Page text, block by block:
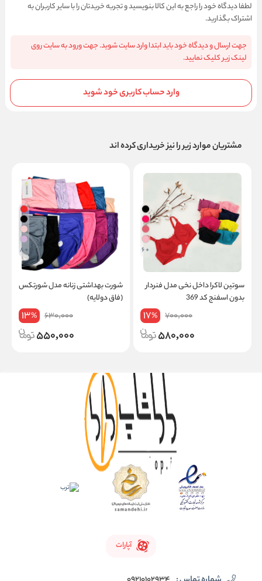
لطفا دیدگاه خود را راجع به این کالا بنویسید و تجربه خریدتان را با سایر کاربران به
اشتراک بگذارید.
جهت ارسال و دیدگاه خود باید ابتدا وارد سایت شوید. جهت ورود به سایت روی
لینک زیر کلیک نمایید.
وارد حساب کاربری خود شوید
مشتریان موارد زیر را نیز خریداری کرده اند
+ 6
سوتین لاکرا داخل نخی مدل فنردار
بدون اسفنج کد 369
700,000
17%
580,000
+ 8
شورت بهداشتی زنانه مدل شورتکس
(فاق دولایه)
630,000
13%
550,000
آپارات